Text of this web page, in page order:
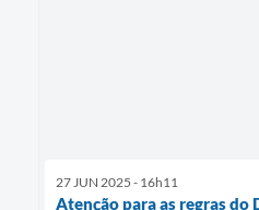
27 JUN 2025 - 16h11
Atenção para as regras do